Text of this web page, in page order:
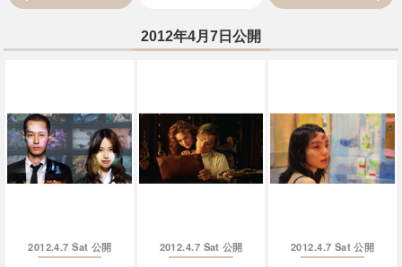
2012年4月7日公開
2012.4.7 Sat 公開 2012.4.7 Sat 公開 2012.4.7 Sat 公開